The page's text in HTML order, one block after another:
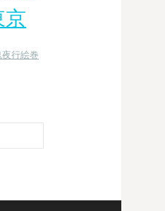
京
夜行絵巻